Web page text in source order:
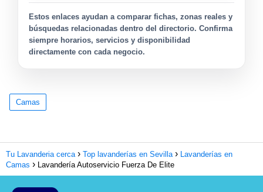
Estos enlaces ayudan a comparar fichas, zonas reales y
búsquedas relacionadas dentro del directorio. Confirma
siempre horarios, servicios y disponibilidad
directamente con cada negocio.
Camas
Tu Lavanderia cerca Top lavanderías en Sevilla
Lavanderías en
Camas
Lavandería Autoservicio Fuerza De Elite